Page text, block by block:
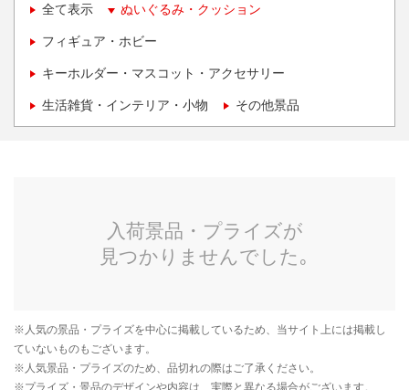
全て表示 ぬいぐるみ・クッション
フィギュア・ホビー
キーホルダー・マスコット・アクセサリー
生活雑貨・インテリア・小物 その他景品